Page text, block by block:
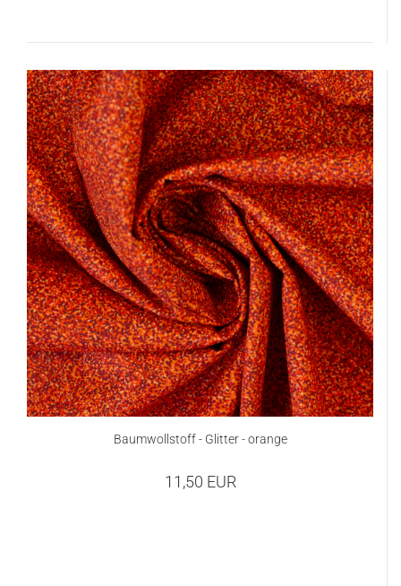
Baumwollstoff - Glitter - orange
11,50 EUR